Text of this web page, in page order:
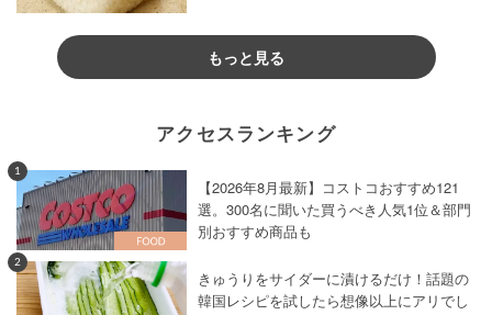
もっと見る
アクセスランキング
1
【2026年8月最新】コストコおすすめ121
選。300名に聞いた買うべき人気1位＆部門
別おすすめ商品も
2
きゅうりをサイダーに漬けるだけ！話題の
韓国レシピを試したら想像以上にアリでし